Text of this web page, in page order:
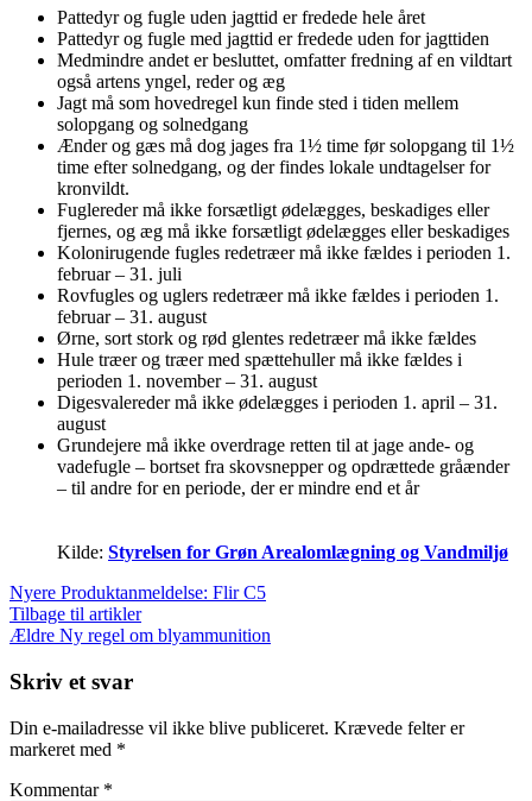
Pattedyr og fugle uden jagttid er fredede hele året
Pattedyr og fugle med jagttid er fredede uden for jagttiden
Medmindre andet er besluttet, omfatter fredning af en vildtart
også artens yngel, reder og æg
Jagt må som hovedregel kun finde sted i tiden mellem
solopgang og solnedgang
Ænder og gæs må dog jages fra 1½ time før solopgang til 1½
time efter solnedgang, og der findes lokale undtagelser for
kronvildt.
Fuglereder må ikke forsætligt ødelægges, beskadiges eller
fjernes, og æg må ikke forsætligt ødelægges eller beskadiges
Kolonirugende fugles redetræer må ikke fældes i perioden 1.
februar – 31. juli
Rovfugles og uglers redetræer må ikke fældes i perioden 1.
februar – 31. august
Ørne, sort stork og rød glentes redetræer må ikke fældes
Hule træer og træer med spættehuller må ikke fældes i
perioden 1. november – 31. august
Digesvalereder må ikke ødelægges i perioden 1. april – 31.
august
Grundejere må ikke overdrage retten til at jage ande- og
vadefugle – bortset fra skovsnepper og opdrættede gråænder
– til andre for en periode, der er mindre end et år
Kilde: Styrelsen for Grøn Arealomlægning og Vandmiljø
Nyere Produktanmeldelse: Flir C5
Tilbage til artikler
Ældre Ny regel om blyammunition
Skriv et svar
Din e-mailadresse vil ikke blive publiceret. Krævede felter er
markeret med *
Kommentar *